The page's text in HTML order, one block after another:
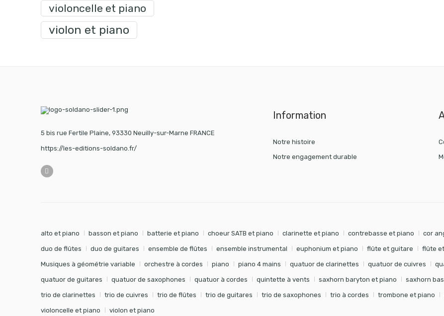
violoncelle et piano
violon et piano
5 bis rue Fertile Plaine, 93330 Neuilly-sur-Marne FRANCE
https://les-editions-soldano.fr/
Information
Notre histoire
Notre engagement durable
alto et piano basson et piano batterie et piano choeur SATB et piano clarinette et piano contrebasse et piano cor
duo de flûtes duo de guitares ensemble de flûtes ensemble instrumental euphonium et piano flûte et guitare flûte
Musiques à géométrie variable orchestre à cordes piano piano 4 mains quatuor de clarinettes quatuor de cuivres
quatuor de guitares quatuor de saxophones quatuor à cordes quintette à vents saxhorn baryton et piano saxhorn
trio de clarinettes trio de cuivres trio de flûtes trio de guitares trio de saxophones trio à cordes trombone et piano
violoncelle et piano violon et piano